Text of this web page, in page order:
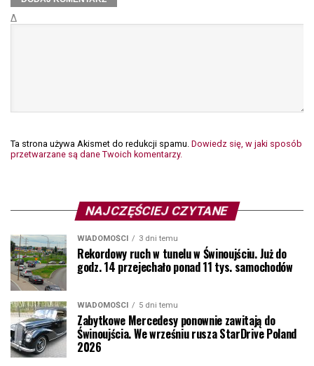
Δ
Ta strona używa Akismet do redukcji spamu. Dowiedz się, w jaki sposób
przetwarzane są dane Twoich komentarzy.
NAJCZĘŚCIEJ CZYTANE
WIADOMOŚCI 3 dni temu
Rekordowy ruch w tunelu w Świnoujściu. Już do
godz. 14 przejechało ponad 11 tys. samochodów
WIADOMOŚCI 5 dni temu
Zabytkowe Mercedesy ponownie zawitają do
Świnoujścia. We wrześniu rusza StarDrive Poland
2026